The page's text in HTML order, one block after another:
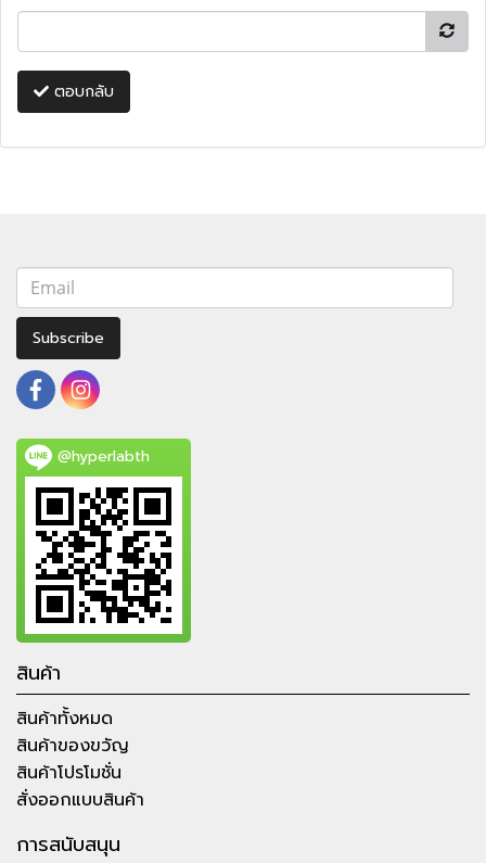
ตอบกลับ
Subscribe
@hyperlabth
สินค้า
สินค้าทั้งหมด
สินค้าของขวัญ
สินค้าโปรโมชั่น
สั่งออกแบบสินค้า
การสนับสนุน